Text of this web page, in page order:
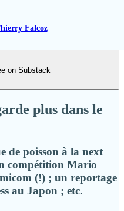
Falcoz
on Substack
plus dans le
de poisson à la next
compétition Mario
(!) ; un reportage
au Japon ; etc.